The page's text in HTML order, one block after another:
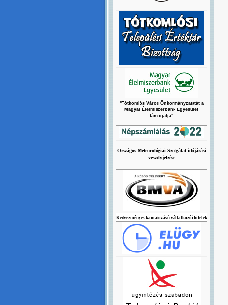
"Tótkomlós Város Önkormányzatatát a
Magyar Élelmiszerbank Egyesület
támogatja"
Országos Meteorológiai Szolgálat időjárási
veszélyjelzése
Kedvezményes kamatozású vállalkozói hitelek